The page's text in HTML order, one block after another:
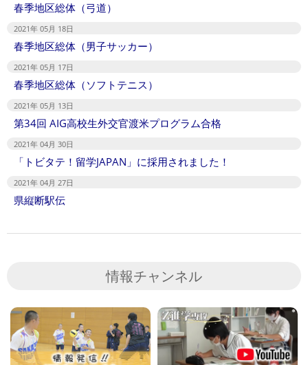
春季地区総体（弓道）
2021年 05月 18日
春季地区総体（男子サッカー）
2021年 05月 17日
春季地区総体（ソフトテニス）
2021年 05月 13日
第34回 AIG高校生外交官渡米プログラム合格
2021年 04月 30日
「トビタテ！留学JAPAN」に採用されました！
2021年 04月 27日
県縦断駅伝
情報チャンネル